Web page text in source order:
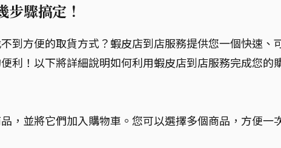
步驟搞定！
到方便的取貨方式？蝦皮店到店服務提供您一個快速、
利！以下將詳細說明如何利用蝦皮店到店服務完成您的
，並將它們加入購物車。您可以選擇多個商品，方便一